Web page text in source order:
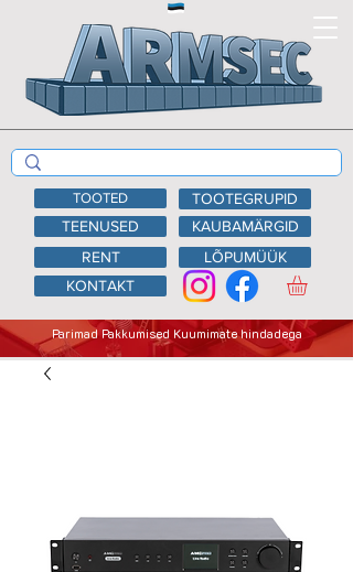
TEENUSED
KAUBAMÄRGID
RENT
LÕPUMÜÜK
KONTAKT
Parimad Pakkumised Kuumimate hindadega
TOOTED TOOTEGRUPID